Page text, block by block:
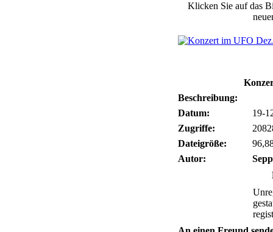
Klicken Sie auf das
Beschreibung:
Datum:
19-
Zugriffe:
Dateigröße:
Autor: